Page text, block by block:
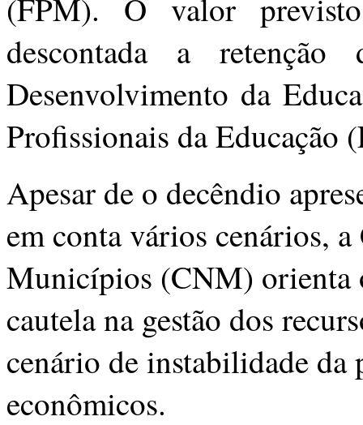
(FPM). O valor
descontada a
Desenvolvimento da
Profissionais da Educação
Apesar de o decêndio
em conta vários cenários,
Municípios (CNM) orienta
cautela na gestão dos
cenário de instabilidade da
econômicos.